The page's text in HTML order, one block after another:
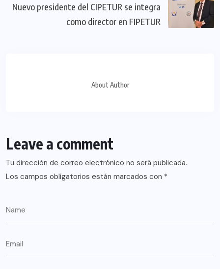
Nuevo presidente del CIPETUR se integra
como director en FIPETUR
About Author
Leave a comment
Tu dirección de correo electrónico no será publicada.
Los campos obligatorios están marcados con *